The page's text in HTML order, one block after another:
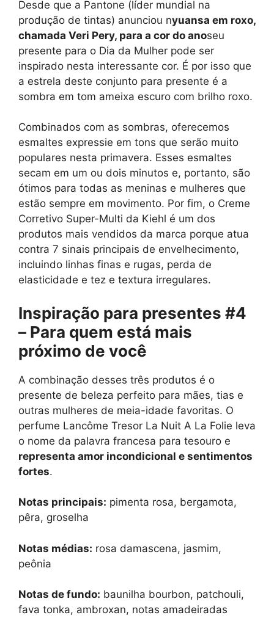
Desde que a Pantone (líder mundial na
produção de tintas) anunciou nyuansa em roxo,
chamada Veri Pery, para a cor do anoseu
presente para o Dia da Mulher pode ser
inspirado nesta interessante cor. É por isso que
a estrela deste conjunto para presente é a
sombra em tom ameixa escuro com brilho roxo.
Combinados com as sombras, oferecemos
esmaltes expressie em tons que serão muito
populares nesta primavera. Esses esmaltes
secam em um ou dois minutos e, portanto, são
ótimos para todas as meninas e mulheres que
estão sempre em movimento. Por fim, o Creme
Corretivo Super-Multi da Kiehl é um dos
produtos mais vendidos da marca porque atua
contra 7 sinais principais de envelhecimento,
incluindo linhas finas e rugas, perda de
elasticidade e tez e textura irregulares.
Inspiração para presentes #4
– Para quem está mais
próximo de você
A combinação desses três produtos é o
presente de beleza perfeito para mães, tias e
outras mulheres de meia-idade favoritas. O
perfume Lancôme Tresor La Nuit A La Folie leva
o nome da palavra francesa para tesouro e
representa amor incondicional e sentimentos
fortes.
Notas principais: pimenta rosa, bergamota,
pêra, groselha
Notas médias: rosa damascena, jasmim,
peônia
Notas de fundo: baunilha bourbon, patchouli,
fava tonka, ambroxan, notas amadeiradas